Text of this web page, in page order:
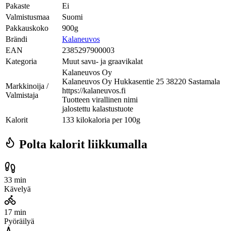
Pakaste
Ei
Valmistusmaa
Suomi
Pakkauskoko
900g
Brändi
Kalaneuvos
EAN
2385297900003
Kategoria
Muut savu- ja graavikalat
Markkinoija /
Valmistaja
Kalaneuvos Oy
Kalaneuvos Oy Hukkasentie 25 38220 Sastamala
https://kalaneuvos.fi
Tuotteen virallinen nimi
jalostettu kalastustuote
Kalorit
133 kilokaloria per 100g
Polta kalorit liikkumalla
33 min
Kävelyä
17 min
Pyöräilyä